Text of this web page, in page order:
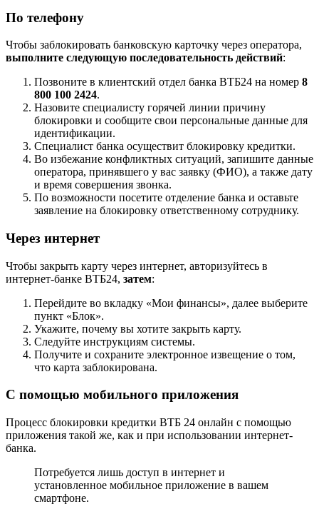
По телефону
Чтобы заблокировать банковскую карточку через оператора,
выполните следующую последовательность действий:
Позвоните в клиентский отдел банка ВТБ24 на номер 8
800 100 2424.
Назовите специалисту горячей линии причину
блокировки и сообщите свои персональные данные для
идентификации.
Специалист банка осуществит блокировку кредитки.
Во избежание конфликтных ситуаций, запишите данные
оператора, принявшего у вас заявку (ФИО), а также дату
и время совершения звонка.
По возможности посетите отделение банка и оставьте
заявление на блокировку ответственному сотруднику.
Через интернет
Чтобы закрыть карту через интернет, авторизуйтесь в
интернет-банке ВТБ24, затем:
Перейдите во вкладку «Мои финансы», далее выберите
пункт «Блок».
Укажите, почему вы хотите закрыть карту.
Следуйте инструкциям системы.
Получите и сохраните электронное извещение о том,
что карта заблокирована.
С помощью мобильного приложения
Процесс блокировки кредитки ВТБ 24 онлайн с помощью
приложения такой же, как и при использовании интернет-
банка.
Потребуется лишь доступ в интернет и
установленное мобильное приложение в вашем
смартфоне.